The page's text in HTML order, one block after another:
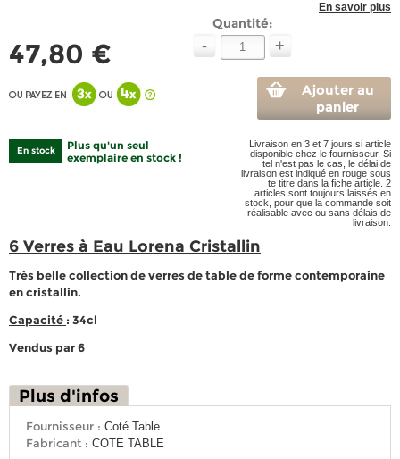
En savoir plus
47,80 €
Quantité:
- +
Ajouter au
panier
En stock
Plus qu'un seul
exemplaire en stock !
Livraison en 3 et 7 jours si article
disponible chez le fournisseur. Si
tel n'est pas le cas, le délai de
livraison est indiqué en rouge sous
te titre dans la fiche article. 2
articles sont toujours laissés en
stock, pour que la commande soit
réalisable avec ou sans délais de
livraison.
6 Verres à Eau Lorena Cristallin
Très belle collection de verres de table de forme contemporaine
en cristallin.
Capacité : 34cl
Vendus par 6
Plus d'infos
Fournisseur : Coté Table
Fabricant : COTE TABLE